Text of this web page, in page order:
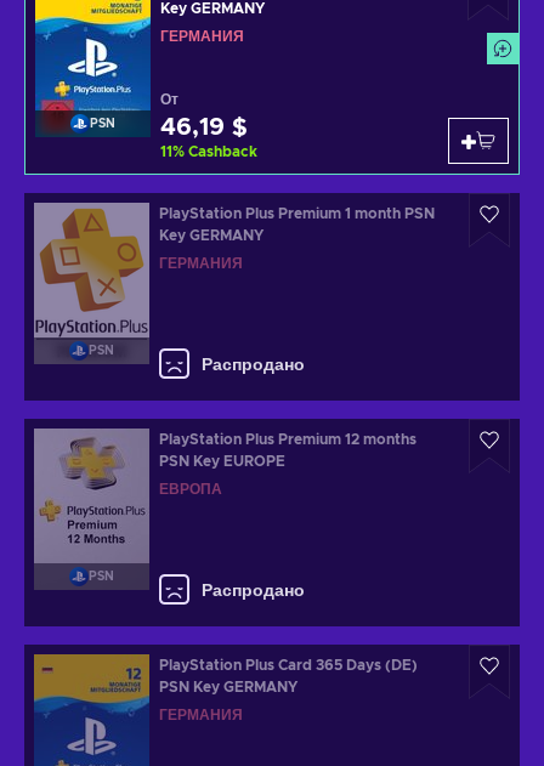
PSN
Key GERMANY
ГЕРМАНИЯ
От
46,19 $
11% Cashback
PSN
PlayStation Plus Premium 1 month PSN
Key GERMANY
ГЕРМАНИЯ
Распродано
PSN
PlayStation Plus Premium 12 months
PSN Key EUROPE
ЕВРОПА
Распродано
PlayStation Plus Card 365 Days (DE)
PSN Key GERMANY
ГЕРМАНИЯ